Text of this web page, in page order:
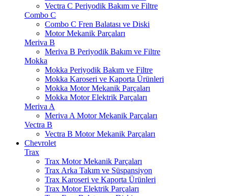
Vectra C Periyodik Bakım ve Filtre
Combo C
Combo C Fren Balatası ve Diski
Motor Mekanik Parçaları
Meriva B
Meriva B Periyodik Bakım ve Filtre
Mokka
Mokka Periyodik Bakım ve Filtre
Mokka Karoseri ve Kaporta Ürünleri
Mokka Motor Mekanik Parçaları
Mokka Motor Elektrik Parçaları
Meriva A
Meriva A Motor Mekanik Parçaları
Vectra B
Vectra B Motor Mekanik Parçaları
Chevrolet
Trax
Trax Motor Mekanik Parçaları
Trax Arka Takım ve Süspansiyon
Trax Karoseri ve Kaporta Ürünleri
Trax Motor Elektrik Parçaları